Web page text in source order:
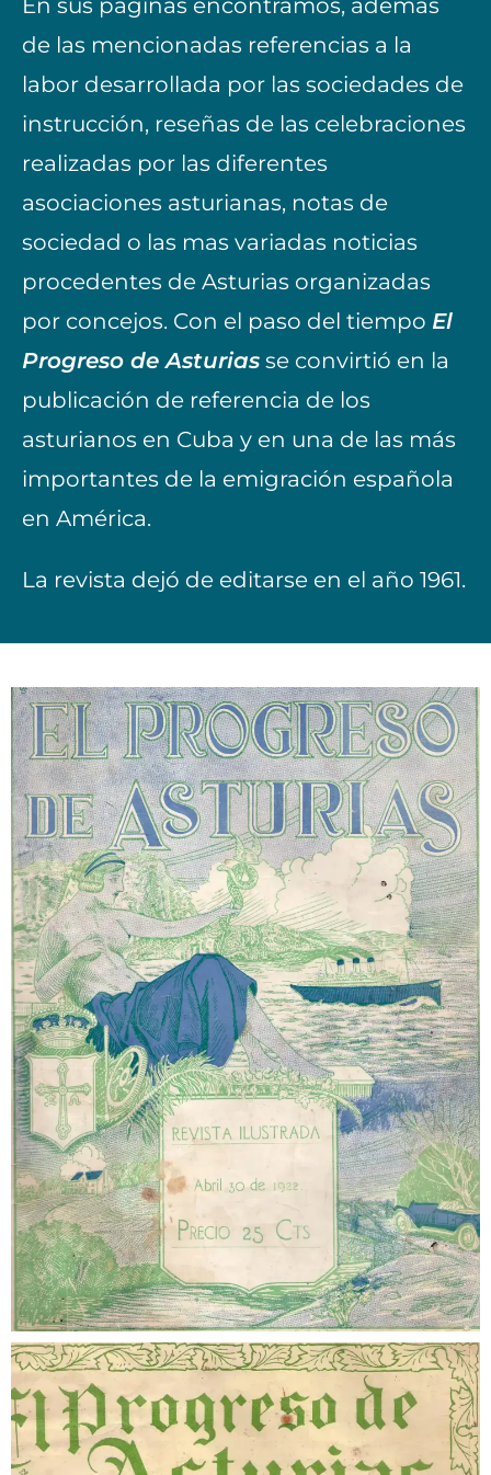
En sus páginas encontramos, además
de las mencionadas referencias a la
labor desarrollada por las sociedades de
instrucción, reseñas de las celebraciones
realizadas por las diferentes
asociaciones asturianas, notas de
sociedad o las mas variadas noticias
procedentes de Asturias organizadas
por concejos. Con el paso del tiempo El
Progreso de Asturias se convirtió en la
publicación de referencia de los
asturianos en Cuba y en una de las más
importantes de la emigración española
en América.
La revista dejó de editarse en el año 1961.